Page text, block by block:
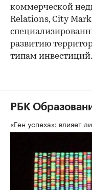
коммерческой
Relations, City
развитию
типам инвестиций.
РБК
«Ген успеха»: влияет